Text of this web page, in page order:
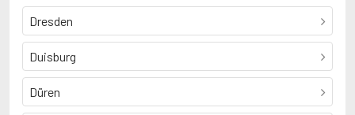
Dresden
Duisburg
Düren